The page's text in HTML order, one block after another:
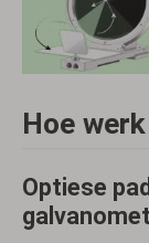
Hoe
Optiese